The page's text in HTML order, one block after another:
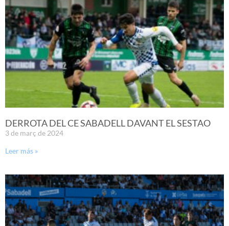
DERROTA DEL CE SABADELL DAVANT EL SESTAO
3 de març de 2024
Leer más »